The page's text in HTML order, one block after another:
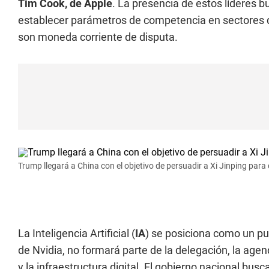
Tim Cook, de Apple. La presencia de estos líderes
establecer parámetros de competencia en
son moneda corriente de disputa.
Trump llegará a China con el objetivo de persuadir a Xi Jinping
La Inteligencia Artificial (IA) se posiciona como un
de Nvidia, no formará parte de la delegación, la